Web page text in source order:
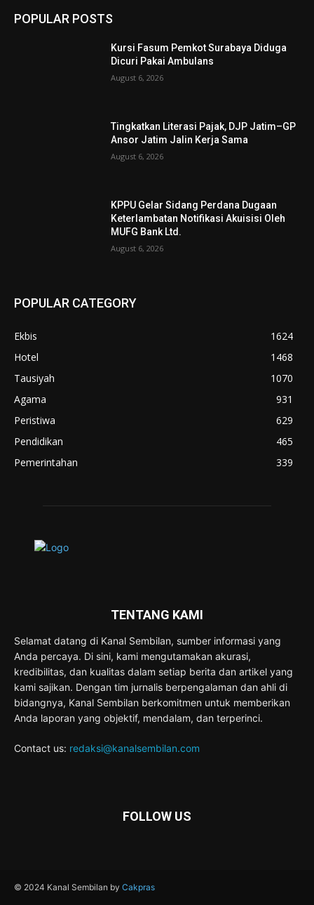
POPULAR POSTS
Kursi Fasum Pemkot Surabaya Diduga
Dicuri Pakai Ambulans
August 6, 2026
Tingkatkan Literasi Pajak, DJP Jatim–GP
Ansor Jatim Jalin Kerja Sama
August 6, 2026
KPPU Gelar Sidang Perdana Dugaan
Keterlambatan Notifikasi Akuisisi Oleh
MUFG Bank Ltd.
August 6, 2026
POPULAR CATEGORY
Ekbis
1624
Hotel
1468
Tausiyah
1070
Agama
931
Peristiwa
629
Pendidikan
465
Pemerintahan
339
TENTANG KAMI
Selamat datang di Kanal Sembilan, sumber informasi yang
Anda percaya. Di sini, kami mengutamakan akurasi,
kredibilitas, dan kualitas dalam setiap berita dan artikel yang
kami sajikan. Dengan tim jurnalis berpengalaman dan ahli di
bidangnya, Kanal Sembilan berkomitmen untuk memberikan
Anda laporan yang objektif, mendalam, dan terperinci.
Contact us: redaksi@kanalsembilan.com
FOLLOW US
© 2024 Kanal Sembilan by Cakpras